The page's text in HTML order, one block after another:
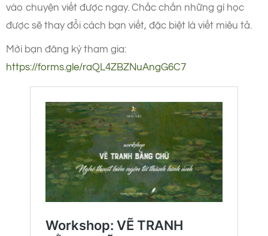
vào chuyện viết được ngay. Chắc chắn những gì học
được sẽ thay đổi cách bạn viết, đặc biệt là viết miêu tả.
Mời bạn đăng ký tham gia:
https://forms.gle/raQL4ZBZNuAngG6C7